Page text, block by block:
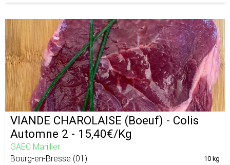
VIANDE CHAROLAISE (Boeuf) - Colis
Automne 2 - 15,40€/Kg
GAEC Marillier
Bourg-en-Bresse (01 ) 10 kg